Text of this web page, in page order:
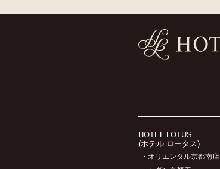
HOTEL LOTUS
(ホテル ロータス)
・オリエンタル京都南店